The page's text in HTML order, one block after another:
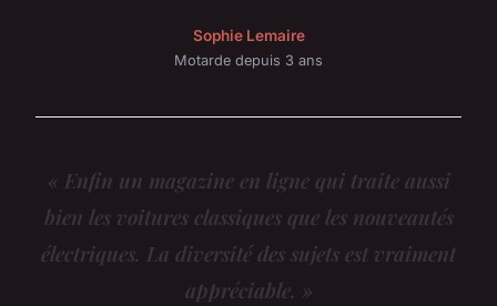
Sophie Lemaire
Motarde depuis 3 ans
« Enfin un magazine en ligne qui traite aussi
bien les voitures classiques que les nouveautés
électriques. La diversité des sujets est vraiment
appréciable. »